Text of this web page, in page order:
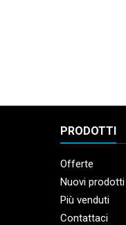
PRODOTTI
Offerte
Nuovi prodotti
Più venduti
Contattaci